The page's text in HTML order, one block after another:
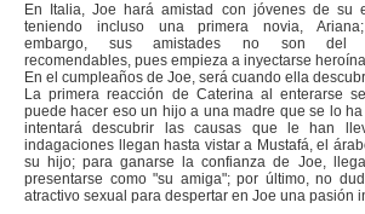
En Italia, Joe hará amistad con jóvenes de su
teniendo incluso una primera novia,
embargo, sus amistades no son del
recomendables, pues empieza a inyectarse
En el cumpleaños de Joe, será cuando ella
La primera reacción de Caterina al enterarse
puede hacer eso un hijo a una madre que se lo
intentará descubrir las causas que le han
indagaciones llegan hasta vistar a Mustafá, el
su hijo; para ganarse la confianza de Joe,
presentarse como "su amiga"; por último, no
atractivo sexual para despertar en Joe una pasión